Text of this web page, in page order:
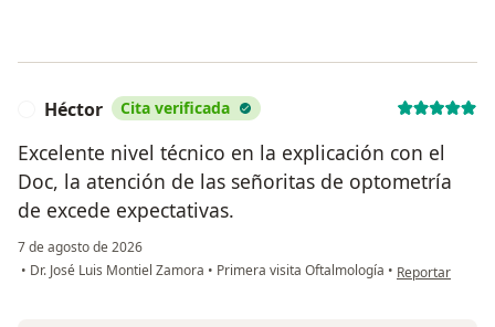
Héctor Cita verificada
Excelente nivel técnico en la explicación con el
Doc, la atención de las señoritas de optometría
de excede expectativas.
7 de agosto de 2026
• Dr. José Luis Montiel Zamora • Primera visita Oftalmología • en opinión del
Reportar